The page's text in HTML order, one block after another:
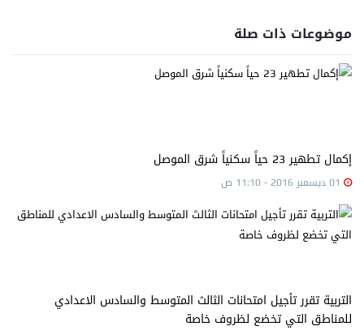
موضوعات ذات صلة
إكمال تطهير 23 حياً سكنياً شرق الموصل
التربية تقرر تأجيل امتحانات الثالث المتوسط والسادس الاعدادي
للمناطق التي تخضع لظروف خاصة